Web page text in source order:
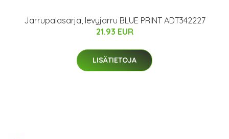
Jarrupalasarja, levyjarru BLUE PRINT ADT342227
21.93 EUR
LISÄTIETOJA